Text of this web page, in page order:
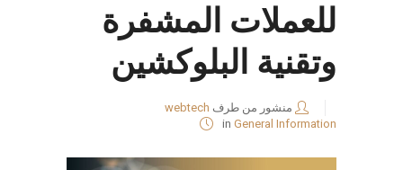
للعملات المشفرة
وتقنية البلوكشين
منشور من طرف webtech
in General Information